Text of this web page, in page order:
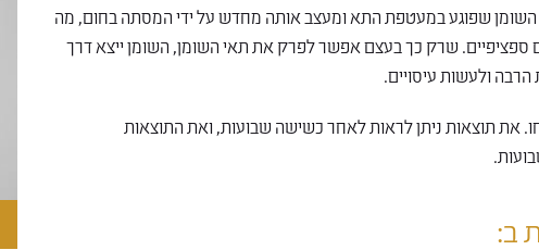
השומן שפוגע במעטפת התא ומעצב אותה מחדש על ידי המסתה בחום, מה
ספציפיים. שרק כך בעצם אפשר לפרק את תאי השומן, השומן ייצא דרך
ולעשות עיסויים.
את תוצאות ניתן לראות לאחר כשישה שבועות, ואת התוצאות